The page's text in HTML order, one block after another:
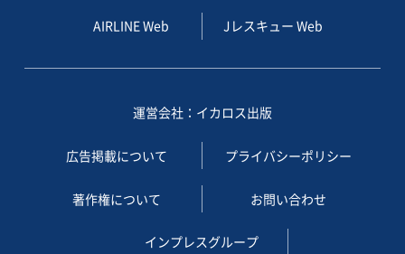
AIRLINE Web Jレスキュー Web
運営会社：イカロス出版
広告掲載について プライバシーポリシー
著作権について お問い合わせ
インプレスグループ